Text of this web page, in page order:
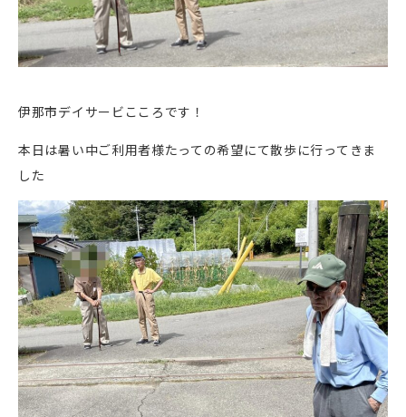
伊那市デイサービこころです！
本日は暑い中ご利用者様たっての希望にて散歩に行ってきま
した